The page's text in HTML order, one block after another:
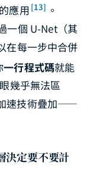
應用 [13] 。
一個 U-Net（其
在每一步中合併
一行程式碼就能
幾乎無法區
速技術疊加——
定要不要計